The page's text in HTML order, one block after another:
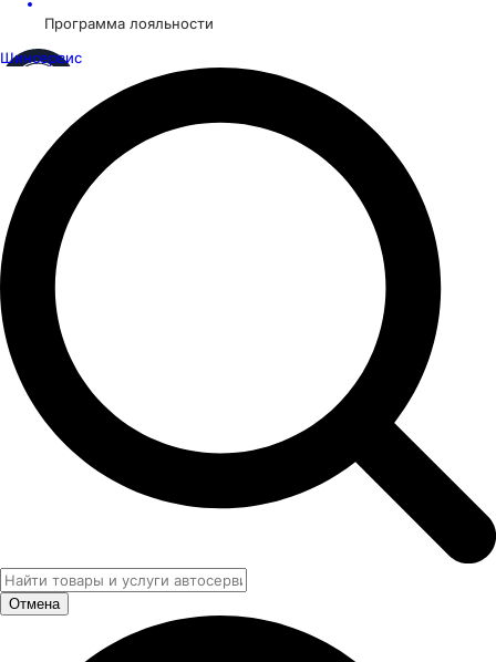
Программа лояльности
Шинсервис
Отмена